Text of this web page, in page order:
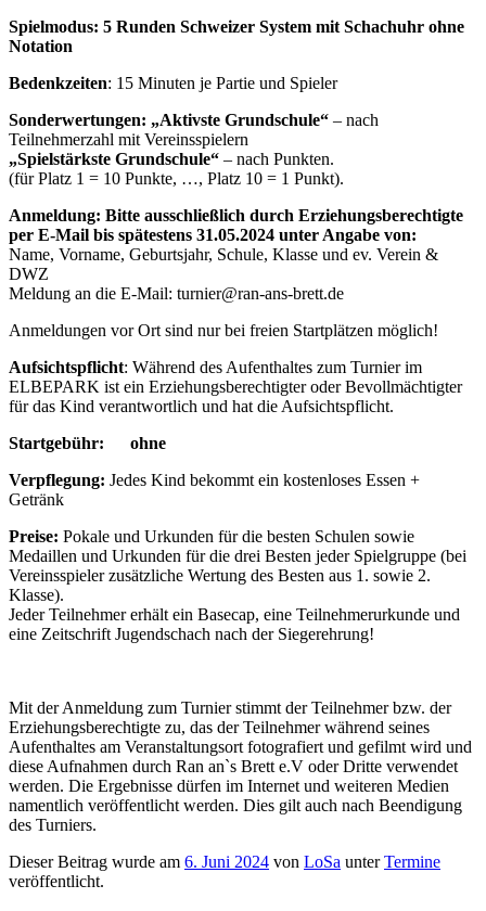
Spielmodus: 5 Runden Schweizer System mit Schachuhr ohne
Notation
Bedenkzeiten: 15 Minuten je Partie und Spieler
Sonderwertungen: „Aktivste Grundschule“ – nach
Teilnehmerzahl mit Vereinsspielern
„Spielstärkste Grundschule“ – nach Punkten.
(für Platz 1 = 10 Punkte, …, Platz 10 = 1 Punkt).
Anmeldung: Bitte ausschließlich durch Erziehungsberechtigte
per E-Mail bis spätestens 31.05.2024 unter Angabe von:
Name, Vorname, Geburtsjahr, Schule, Klasse und ev. Verein &
DWZ
Meldung an die E-Mail: turnier@ran-ans-brett.de
Anmeldungen vor Ort sind nur bei freien Startplätzen möglich!
Aufsichtspflicht: Während des Aufenthaltes zum Turnier im
ELBEPARK ist ein Erziehungsberechtigter oder Bevollmächtigter
für das Kind verantwortlich und hat die Aufsichtspflicht.
Startgebühr: ohne
Verpflegung: Jedes Kind bekommt ein kostenloses Essen +
Getränk
Preise: Pokale und Urkunden für die besten Schulen sowie
Medaillen und Urkunden für die drei Besten jeder Spielgruppe (bei
Vereinsspieler zusätzliche Wertung des Besten aus 1. sowie 2.
Klasse).
Jeder Teilnehmer erhält ein Basecap, eine Teilnehmerurkunde und
eine Zeitschrift Jugendschach nach der Siegerehrung!
Mit der Anmeldung zum Turnier stimmt der Teilnehmer bzw. der
Erziehungsberechtigte zu, das der Teilnehmer während seines
Aufenthaltes am Veranstaltungsort fotografiert und gefilmt wird und
diese Aufnahmen durch Ran an`s Brett e.V oder Dritte verwendet
werden. Die Ergebnisse dürfen im Internet und weiteren Medien
namentlich veröffentlicht werden. Dies gilt auch nach Beendigung
des Turniers.
Dieser Beitrag wurde am 6. Juni 2024 von LoSa unterTermine
veröffentlicht.